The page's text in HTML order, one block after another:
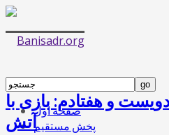
صفحه اول
پخش مستقیم
و هفتادم: بازی با
آتش